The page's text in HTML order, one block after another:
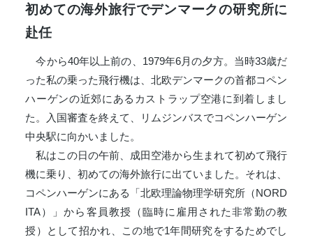
初めての海外旅行でデンマークの研究所に
赴任
今から40年以上前の、1979年6月の夕方。当時33歳だ
った私の乗った飛行機は、北欧デンマークの首都コペン
ハーゲンの近郊にあるカストラップ空港に到着しまし
た。入国審査を終えて、リムジンバスでコペンハーゲン
中央駅に向かいました。
私はこの日の午前、成田空港から生まれて初めて飛行
機に乗り、初めての海外旅行に出ていました。それは、
コペンハーゲンにある「北欧理論物理学研究所（NORD
ITA）」から客員教授（臨時に雇用された非常勤の教
授）として招かれ、この地で1年間研究をするためでし